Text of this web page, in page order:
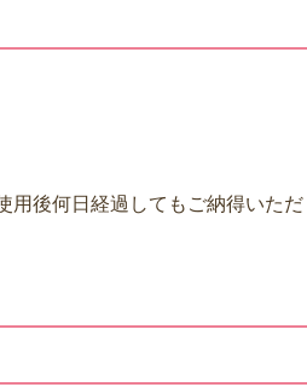
用後何日経過してもご納得いただ